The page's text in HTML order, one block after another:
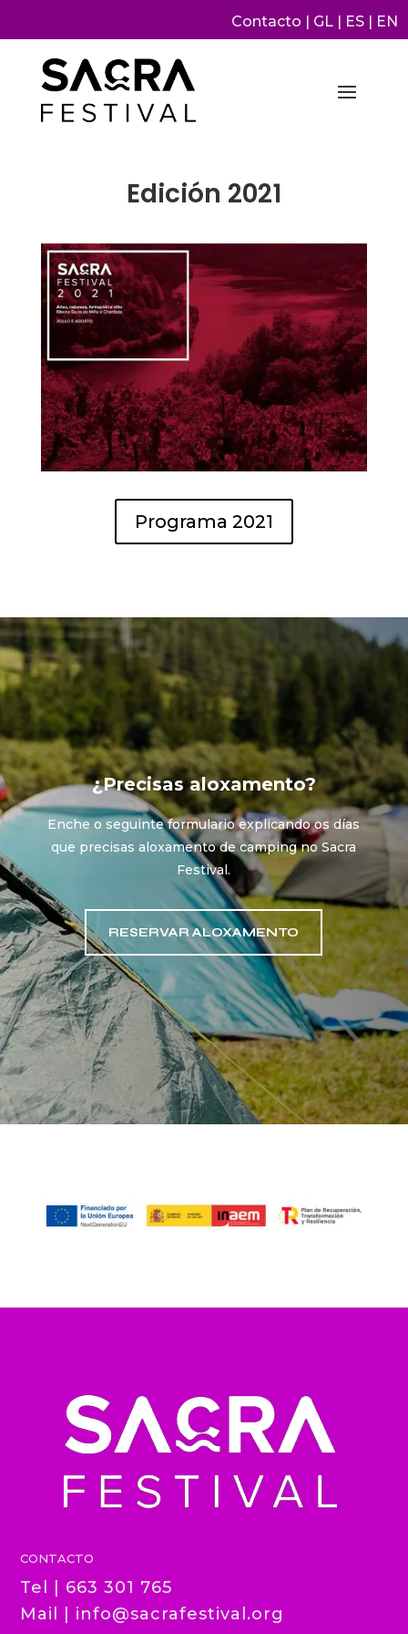
Contacto | GL| ES| EN
Edición 2021
Programa 2021
¿Precisas aloxamento?
Enche o seguinte formulario explicando os días
que precisas aloxamento de camping no Sacra
Festival.
RESERVAR ALOXAMENTO
CONTACTO
Tel | 663 301 765
Mail | info@sacrafestival.org